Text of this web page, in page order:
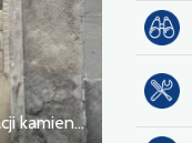
Sgraffito słonicy Hansken na elewacji kamienicy